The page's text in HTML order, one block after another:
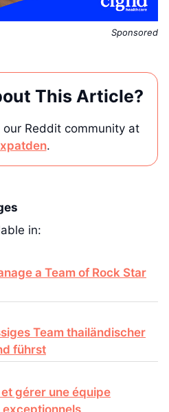
Sponsored
This Article?
Reddit community at
.
in:
a Team of Rock Star
Team thailändischer
führst
gérer une équipe